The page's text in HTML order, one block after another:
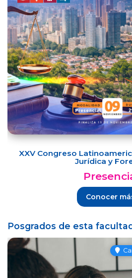
XXV Congreso
Jurídica y
Conocer
Posgrados de esta facultad